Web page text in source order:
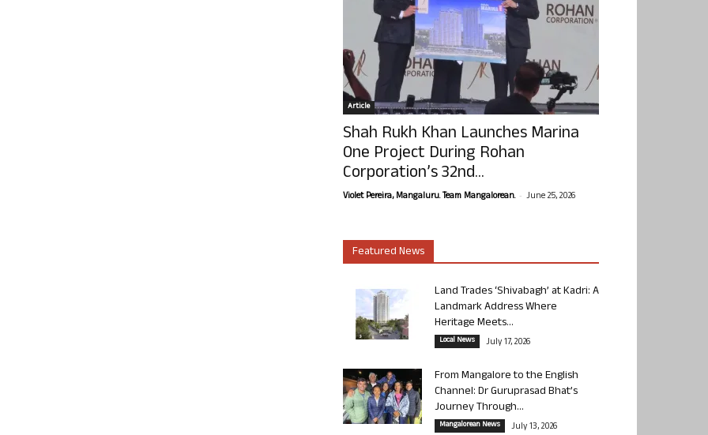
Article
Shah Rukh Khan Launches Marina
One Project During Rohan
Corporation’s 32nd...
Violet Pereira, Mangaluru. Team Mangalorean. - June 25, 2026
Featured News
Land Trades ‘Shivabagh’ at Kadri: A
Landmark Address Where
Heritage Meets...
Local News July 17, 2026
From Mangalore to the English
Channel: Dr Guruprasad Bhat’s
Journey Through...
Mangalorean News July 13, 2026